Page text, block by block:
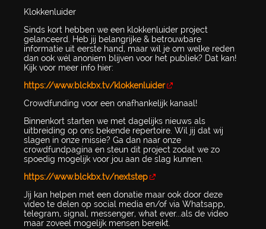
Klokkenluider
Sinds kort hebben we een klokkenluider project
gelanceerd. Heb jij belangrijke & betrouwbare
informatie uit eerste hand, maar wil je om welke reden
dan ook wél anoniem blijven voor het publiek? Dat kan!
Kijk voor meer info hier:
https://www.blckbx.tv/klokkenluider
Crowdfunding voor een onafhankelijk kanaal!
Binnenkort starten we met dagelijks nieuws als
uitbreiding op ons bekende repertoire. Wil jij dat wij
slagen in onze missie? Ga dan naar onze
crowdfundpagina en steun dit project zodat we zo
spoedig mogelijk voor jou aan de slag kunnen.
https://www.blckbx.tv/nextstep
Jij kan helpen met een donatie maar ook door deze
video te delen op social media en/of via Whatsapp,
telegram, signal, messenger, what ever...als de video
maar zoveel mogelijk mensen bereikt.